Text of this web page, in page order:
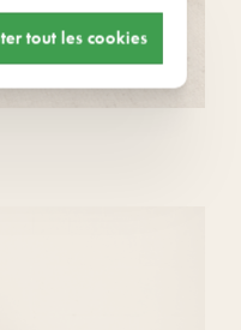
tout les cookies